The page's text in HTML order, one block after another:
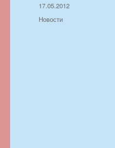
Автор
Опубликовано
17.05.2012
Рубрики
Новости